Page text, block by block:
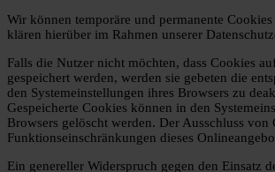
Wir können temporäre und permanente Cookies
klären hierüber im Rahmen unserer
Falls die Nutzer nicht möchten, dass Cookies
gespeichert werden, werden sie gebeten die
den Systemeinstellungen ihres Browsers zu
Gespeicherte Cookies können in den
Browsers gelöscht werden. Der Ausschluss von
Funktionseinschränkungen dieses
Ein genereller Widerspruch gegen den Einsatz